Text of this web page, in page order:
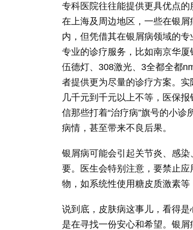
专科医院往往能提供更具优点的
在上海及周边地区，一些在银
内，但凭借其在银屑病领域的
专业的诊疗服务，比如南京华
伍德灯、308激光、3全都全都
者提供更为尽量的诊疗方案。
几千元到千元以上不等，医保
信那些打着“治疗病”旗号的小
病情，甚至带来不良后果。
银屑病可能会引起关节炎、感
要。医生会特别注意，要禁止
物，如系统性使用糖皮质激素等
说到底，皮肤病这事儿，看得
是在寻找一份安心和希望。银